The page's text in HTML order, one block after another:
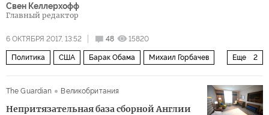
Свен Келлерхофф
Главный редактор
6 ОКТЯБРЯ 2017, 13:52 48 15820
Еще 2
Политика США Барак Обама Михаил Горбачев
The Guardian
Великобритания
Непритязательная база сборной Англии